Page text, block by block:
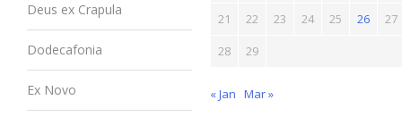
Deus ex Crapula
Dodecafonia
Ex Novo
21
22 23 24 25 26
27
28
29
« Jan Mar »